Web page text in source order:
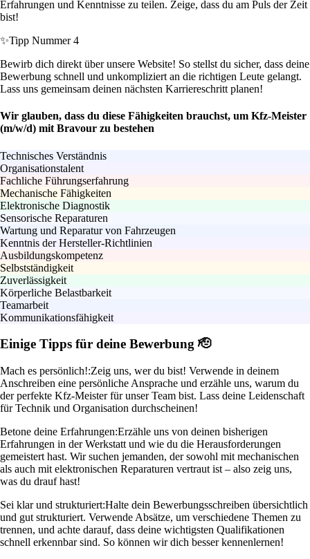
Erfahrungen und Kenntnisse zu teilen. Zeige, dass du am Puls der Zeit
bist!
✨Tipp Nummer 4
Bewirb dich direkt über unsere Website! So stellst du sicher, dass deine
Bewerbung schnell und unkompliziert an die richtigen Leute gelangt.
Lass uns gemeinsam deinen nächsten Karriereschritt planen!
Wir glauben, dass du diese Fähigkeiten brauchst, um Kfz-Meister
(m/w/d) mit Bravour zu bestehen
Technisches Verständnis
Organisationstalent
Fachliche Führungserfahrung
Mechanische Fähigkeiten
Elektronische Diagnostik
Sensorische Reparaturen
Wartung und Reparatur von Fahrzeugen
Kenntnis der Hersteller-Richtlinien
Ausbildungskompetenz
Selbstständigkeit
Zuverlässigkeit
Körperliche Belastbarkeit
Teamarbeit
Kommunikationsfähigkeit
Einige Tipps für deine Bewerbung 🫡
Mach es persönlich!:Zeig uns, wer du bist! Verwende in deinem
Anschreiben eine persönliche Ansprache und erzähle uns, warum du
der perfekte Kfz-Meister für unser Team bist. Lass deine Leidenschaft
für Technik und Organisation durchscheinen!
Betone deine Erfahrungen:Erzähle uns von deinen bisherigen
Erfahrungen in der Werkstatt und wie du die Herausforderungen
gemeistert hast. Wir suchen jemanden, der sowohl mit mechanischen
als auch mit elektronischen Reparaturen vertraut ist – also zeig uns,
was du drauf hast!
Sei klar und strukturiert:Halte dein Bewerbungsschreiben übersichtlich
und gut strukturiert. Verwende Absätze, um verschiedene Themen zu
trennen, und achte darauf, dass deine wichtigsten Qualifikationen
schnell erkennbar sind. So können wir dich besser kennenlernen!